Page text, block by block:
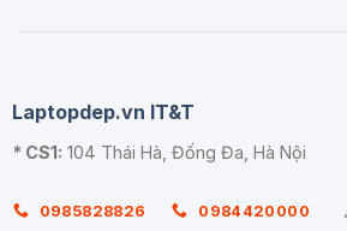
Laptopdep.vn IT&T
* CS1: 104 Thái Hà, Đống Đa, Hà Nội
0985828826 0984420000